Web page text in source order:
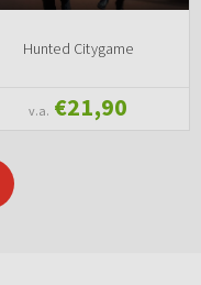
Hunted Citygame
v.a. €21,90